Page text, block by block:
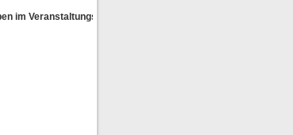
im Veranstaltungskalender ohne Gewähr!